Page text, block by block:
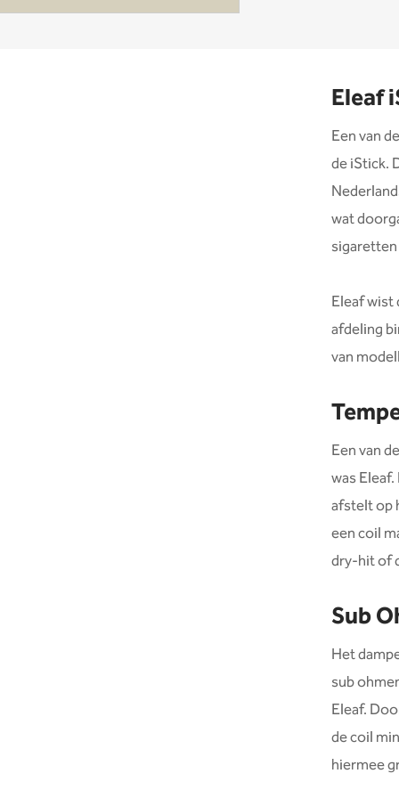
Eleaf
Een van
de iStick.
wat
Eleaf
afdeling
van
Een van
was
afstelt op
een coil
dry-hit of
Sub
Het
sub
Eleaf.
de coil
hiermee